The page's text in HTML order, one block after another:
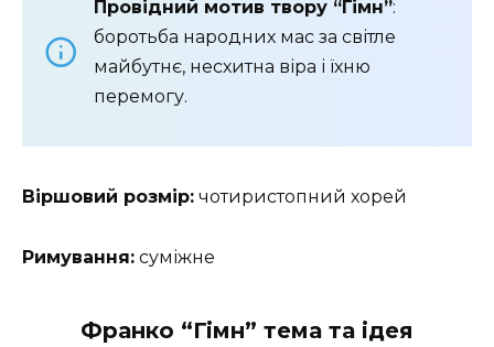
Провідний мотив твору “Гімн”:
боротьба народних мас за світле
майбутнє, несхитна віра і їхню
перемогу.
Віршовий розмір: чотиристопний хорей
Римування: суміжне
Франко “Гімн” тема та ідея